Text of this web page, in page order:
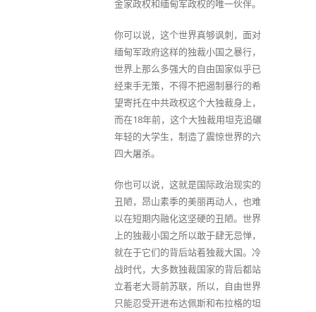
金家政权和缅甸军政权的唯一伙伴。
你可以说，这个世界真够讽刺，面对
缅甸军政府这样的独裁小国之暴行，
世界上那么多强大的自由国家似乎已
经束手无策，不得不把遏制暴行的希
望寄托在中共政权这个大独裁身上，
而在18年前，这个大独裁用坦克追碾
年轻的大学生，制造了震惊世界的六
四大屠杀。
你也可以说，这就是国际政治现实的
丑陋，昂山素季的美丽再动人，也难
以在短期内融化这坚硬的丑陋。世界
上的独裁小国之所以敢于肆无忌惮，
就在于它们的背后站着独裁大国。冷
战时代，大多数独裁国家的背后都站
立着老大哥前苏联，所以，自由世界
只能忍受开进布达佩斯和布拉格的坦